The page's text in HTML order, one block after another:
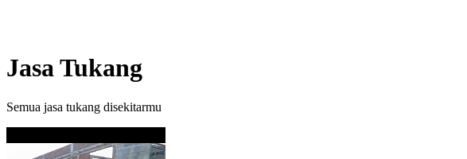
Jasa Tukang
Semua jasa tukang disekitarmu